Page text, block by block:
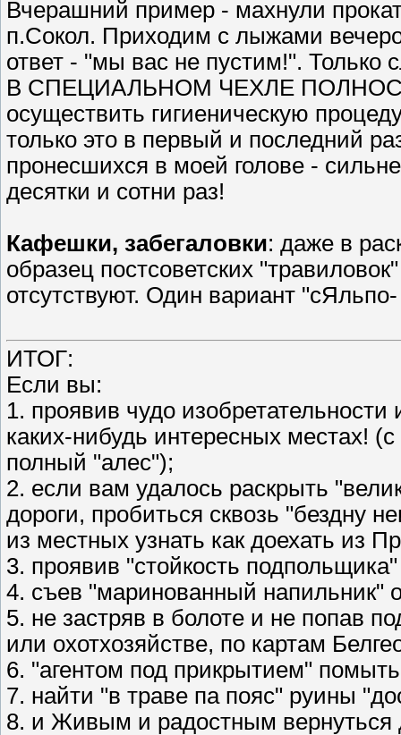
Вчерашний пример - махнули
п.Сокол. Приходим с лыжами
ответ - "мы вас не пустим!". Только
В СПЕЦИАЛЬНОМ ЧЕХЛЕ
осуществить гигиеническую
только это в первый и последний
пронесшихся в моей голове -
десятки и сотни раз!
Кафешки, забегаловки: даже в
образец постсоветских
отсутствуют. Один вариант
ИТОГ:
Если вы:
1. проявив чудо
каких-нибудь интересных местах!
полный "алес");
2. если вам удалось раскрыть
дороги, пробиться сквозь "бездну
из местных узнать как доехать из
3. проявив "стойкость
4. съев "маринованный напильник"
5. не застряв в болоте и не попав
или охотхозяйстве, по картам
6. "агентом под прикрытием"
7. найти "в траве па пояс" руины
8. и Живым и радостным